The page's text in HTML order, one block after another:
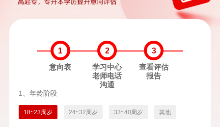
1
意向表
2
学习中心
老师电话
沟通
3
查看评估
报告
1、年龄阶段
18~23周岁 24~32周岁 33~40周岁 其他